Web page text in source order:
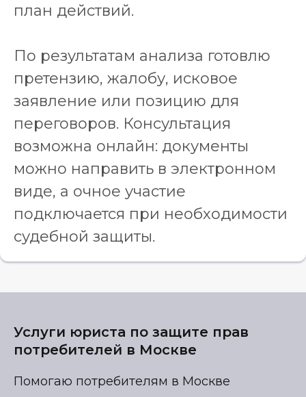
план действий.
По результатам анализа готовлю
претензию, жалобу, исковое
заявление или позицию для
переговоров. Консультация
возможна онлайн: документы
можно направить в электронном
виде, а очное участие
подключается при необходимости
судебной защиты.
Услуги юриста по защите прав
потребителей в Москве
Помогаю потребителям в Москве